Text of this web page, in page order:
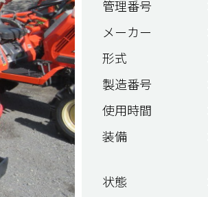
管理番号
メーカー
形式
製造番号
使用時間
装備
状態